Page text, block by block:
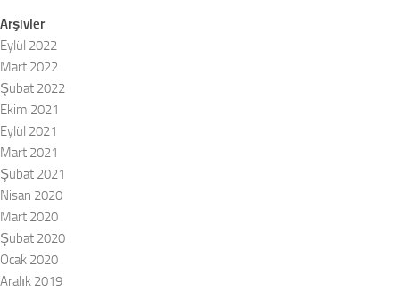
Arşivler
Eylül 2022
Mart 2022
Şubat 2022
Ekim 2021
Eylül 2021
Mart 2021
Şubat 2021
Nisan 2020
Mart 2020
Şubat 2020
Ocak 2020
Aralık 2019